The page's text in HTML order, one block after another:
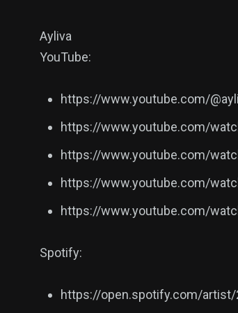
Ayliva
YouTube:
https://www.youtube.com/
https://www.youtube.com/
https://www.youtube.com/
https://www.youtube.com/
https://www.youtube.com/
Spotify:
https://open.spotify.com/artist/